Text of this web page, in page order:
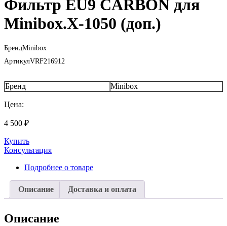
Фильтр EU9 CARBON для
Minibox.X-1050 (доп.)
БрендMinibox
АртикулVRF216912
Бренд Minibox
Цена:
4 500 ₽
Купить
Консультация
Подробнее о товаре
Описание Доставка и оплата
Описание